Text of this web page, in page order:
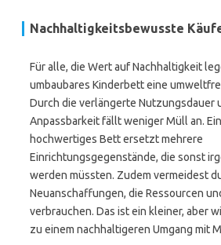
Nachhaltigkeitsbewusste
Für alle, die Wert auf Nachhaltigkeit
umbaubares Kinderbett eine
Durch die verlängerte Nutzungsdauer
Anpassbarkeit fällt weniger Müll an.
hochwertiges Bett ersetzt mehrere
Einrichtungsgegenstände, die sonst
werden müssten. Zudem vermeidest
Neuanschaffungen, die Ressourcen
verbrauchen. Das ist ein kleiner, aber
zu einem nachhaltigeren Umgang mit